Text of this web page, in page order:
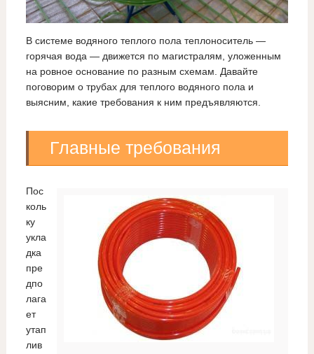
В системе водяного теплого пола теплоноситель —
горячая вода — движется по магистралям, уложенным
на ровное основание по разным схемам. Давайте
поговорим о трубах для теплого водяного пола и
выясним, какие требования к ним предъявляются.
Главные требования
Пос
коль
ку
укла
дка
пре
дпо
лага
ет
утап
лив